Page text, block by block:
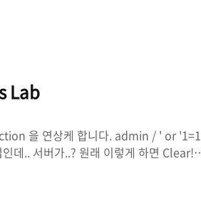
Lab
을 연상케 합니다. admin / ' or '1=1
데.. 서버가..? 원래 이렇게 하면 Clear!!